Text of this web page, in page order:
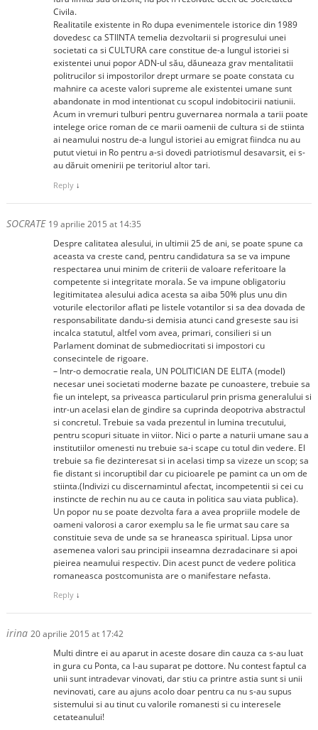
Civila.
Realitatile existente in Ro dupa evenimentele istorice din 1989
dovedesc ca STIINTA temelia dezvoltarii si progresului unei
societati ca si CULTURA care constitue de-a lungul istoriei si
existentei unui popor ADN-ul său, dăuneaza grav mentalitatii
politrucilor si impostorilor drept urmare se poate constata cu
mahnire ca aceste valori supreme ale existentei umane sunt
abandonate in mod intentionat cu scopul indobitocirii natiunii.
Acum in vremuri tulburi pentru guvernarea normala a tarii poate
intelege orice roman de ce marii oamenii de cultura si de stiinta
ai neamului nostru de-a lungul istoriei au emigrat fiindca nu au
putut vietui in Ro pentru a-si dovedi patriotismul desavarsit, ei s-
au dăruit omenirii pe teritoriul altor tari.
Reply ↓
SOCRATE 19 aprilie 2015 at 14:35
Despre calitatea alesului, in ultimii 25 de ani, se poate spune ca
aceasta va creste cand, pentru candidatura sa se va impune
respectarea unui minim de criterii de valoare referitoare la
competente si integritate morala. Se va impune obligatoriu
legitimitatea alesului adica acesta sa aiba 50% plus unu din
voturile electorilor aflati pe listele votantilor si sa dea dovada de
responsabilitate dandu-si demisia atunci cand greseste sau isi
incalca statutul, altfel vom avea, primari, consilieri si un
Parlament dominat de submediocritati si impostori cu
consecintele de rigoare.
– Intr-o democratie reala, UN POLITICIAN DE ELITA (model)
necesar unei societati moderne bazate pe cunoastere, trebuie sa
fie un intelept, sa priveasca particularul prin prisma generalului si
intr-un acelasi elan de gindire sa cuprinda deopotriva abstractul
si concretul. Trebuie sa vada prezentul in lumina trecutului,
pentru scopuri situate in viitor. Nici o parte a naturii umane sau a
institutiilor omenesti nu trebuie sa-i scape cu totul din vedere. El
trebuie sa fie dezinteresat si in acelasi timp sa vizeze un scop; sa
fie distant si incoruptibil dar cu picioarele pe pamint ca un om de
stiinta.(Indivizi cu discernamintul afectat, incompetentii si cei cu
instincte de rechin nu au ce cauta in politica sau viata publica).
Un popor nu se poate dezvolta fara a avea propriile modele de
oameni valorosi a caror exemplu sa le fie urmat sau care sa
constituie seva de unde sa se hraneasca spiritual. Lipsa unor
asemenea valori sau principii inseamna dezradacinare si apoi
pieirea neamului respectiv. Din acest punct de vedere politica
romaneasca postcomunista are o manifestare nefasta.
Reply ↓
irina 20 aprilie 2015 at 17:42
Multi dintre ei au aparut in aceste dosare din cauza ca s-au luat
in gura cu Ponta, ca l-au suparat pe dottore. Nu contest faptul ca
unii sunt intradevar vinovati, dar stiu ca printre astia sunt si unii
nevinovati, care au ajuns acolo doar pentru ca nu s-au supus
sistemului si au tinut cu valorile romanesti si cu interesele
cetateanului!